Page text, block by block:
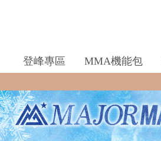
登峰專區 MMA機能包